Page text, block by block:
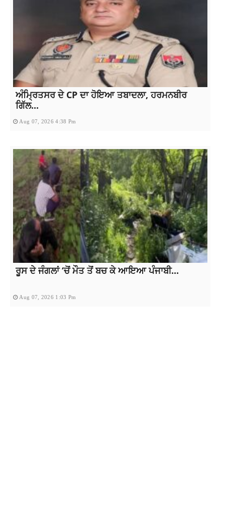
ਅੰਮ੍ਰਿਤਸਰ ਦੇ CP ਦਾ ਹੋਇਆ ਤਬਾਦਲਾ, ਹਰਮਨਬੀਰ
ਗਿੱਲ...
Aug 07, 2026 4:38 Pm
ਰੂਸ ਦੇ ਜੰਗਲਾਂ ‘ਚੋਂ ਮੌਤ ਤੋਂ ਬਚ ਕੇ ਆਇਆ ਪੰਜਾਬੀ...
Aug 07, 2026 1:03 Pm